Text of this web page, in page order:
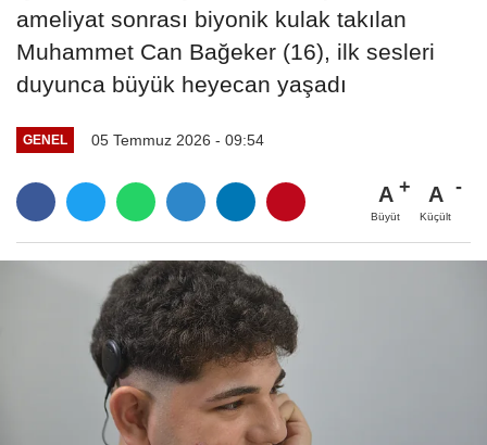
ameliyat sonrası biyonik kulak takılan
Muhammet Can Bağeker (16), ilk sesleri
duyunca büyük heyecan yaşadı
GENEL 05 Temmuz 2026 - 09:54
A
Büyüt
A
Küçült